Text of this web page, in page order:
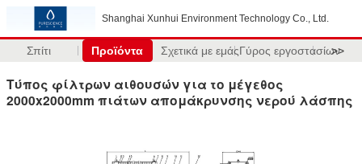
Shanghai Xunhui Environment Technology Co., Ltd.
Σπίτι Προϊόντα Σχετικά με εμάςΓύρος εργοστασίων
>>
Τύπος φίλτρων αιθουσών για το μέγεθος
2000x2000mm πιάτων απομάκρυνσης νερού λάσπης